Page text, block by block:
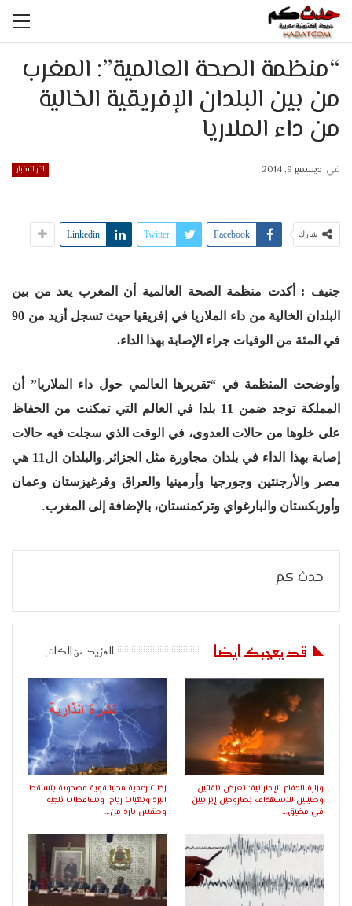
“منظمة الصحة العالمية”: المغرب
من بين البلدان الإفريقية الخالية
من داء الملاريا
اخر الاخبار في ديسمبر 9, 2014
شارك Facebook
Twitter
Linkedin
جنيف : أكدت منظمة الصحة العالمية أن المغرب يعد من بين
البلدان الخالية من داء الملاريا في إفريقيا حيث تسجل أزيد من 90
في المئة من الوفيات جراء الإصابة بهذا الداء.
وأوضحت المنظمة في “تقريرها العالمي حول داء الملاريا” أن
المملكة توجد ضمن 11 بلدا في العالم التي تمكنت من الحفاظ
على خلوها من حالات العدوى، في الوقت الذي سجلت فيه حالات
إصابة بهذا الداء في بلدان مجاورة مثل الجزائر .
والبلدان ال11 هي
مصر والأرجنتين وجورجيا وأرمينيا والعراق وقرغيزستان وعمان
وأوزبكستان والبارغواي وتركمنستان، بالإضافة إلى المغرب.
حدث كم
قد يعجبك ايضا المزيد عن الكاتب
وزارة الدفاع الإماراتية: تعرض ناقلتين
وطنيتين للاستهداف بصاروخين إيرانيين
في مضيق…
زخات رعدية محليا قوية مصحوبة بتساقط
البرد وبهبات رياح، وتساقطات ثلجية
وطقس بارد من…